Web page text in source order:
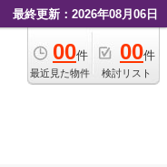
最終更新：2026年08月06日
00件
最近見た物件
00件
検討リスト